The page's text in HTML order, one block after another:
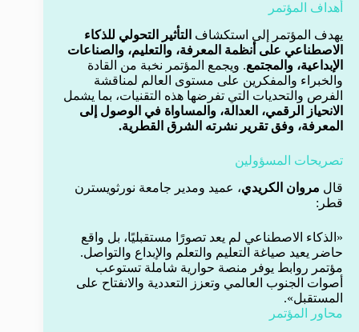
أهداف المؤتمر
يهدف المؤتمر إلى استكشاف التأثير التحولي للذكاء
الاصطناعي على أنظمة المعرفة، والتعليم، والصناعات
الإبداعية، والمجتمع. ويجمع المؤتمر نخبة من القادة
والخبراء والمفكرين على مستوى العالم لمناقشة
الفرص والتحديات التي تفرضها هذه التقنيات، بما يشمل
الانحياز الرقمي، العدالة، والمساواة في الوصول إلى
المعرفة، وفق تقرير نشرته الشرق القطرية.
تصريحات المسؤولين
قال مروان الكريدي، عميد ومدير جامعة نورثويسترن
قطر:
«الذكاء الاصطناعي لم يعد تصورًا مستقبليًا، بل واقع
حاضر يعيد صياغة التعليم والتعلم والإبداع والتواصل.
مؤتمر روابط يوفر منصة حوارية شاملة تستوعب
أصوات الجنوب العالمي وتعزز التعددية والانفتاح على
المستقبل».
محاور المؤتمر